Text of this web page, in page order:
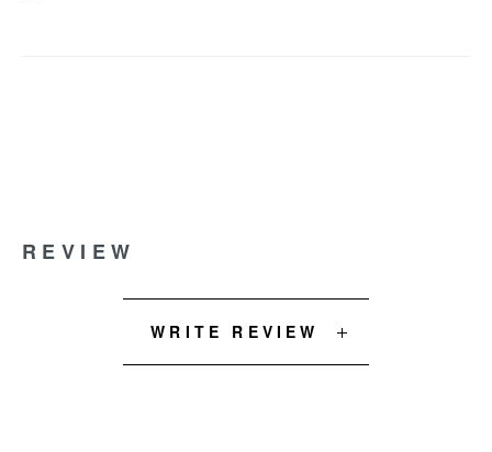
REVIEW
WRITE REVIEW